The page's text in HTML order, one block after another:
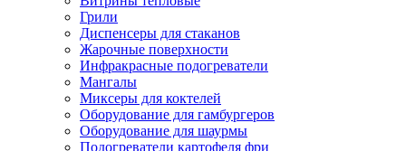
Грили
Диспенсеры для стаканов
Жарочные поверхности
Инфракрасные подогреватели
Мангалы
Миксеры для коктелей
Оборудование для гамбургеров
Оборудование для шаурмы
Подогреватели картофеля фри